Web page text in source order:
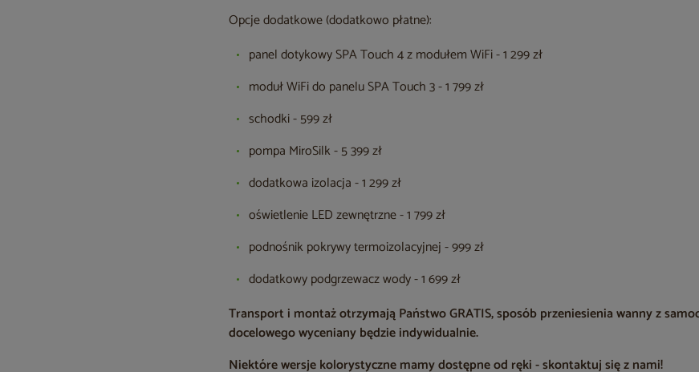
Opcje dodatkowe (dodatkowo płatne):
panel dotykowy SPA Touch 4 z modułem WiFi - 1 299 zł
moduł WiFi do panelu SPA Touch 3 - 1 799 zł
schodki - 599 zł
pompa MiroSilk - 5 399 zł
dodatkowa izolacja - 1 299 zł
oświetlenie LED zewnętrzne - 1 799 zł
podnośnik pokrywy termoizolacyjnej - 999 zł
dodatkowy podgrzewacz wody - 1 699 zł
Transport i montaż otrzymają Państwo GRATIS, sposób przeniesienia wanny z
docelowego wyceniany będzie indywidualnie.
Niektóre wersje kolorystyczne mamy dostępne od ręki - skontaktuj się z nami!